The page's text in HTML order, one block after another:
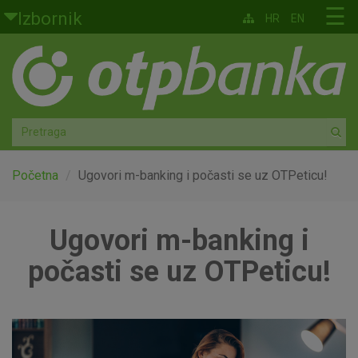
Skoči na glavni sadržaj
Izbornik
Građani
Privatno bankarstvo
Agro
Mala poduzeća i obrtnici
Globalna tržišta
O nama
☰
HR EN
Početna Ugovori m-banking i počasti se uz OTPeticu!
Ugovori m-banking i
počasti se uz OTPeticu!